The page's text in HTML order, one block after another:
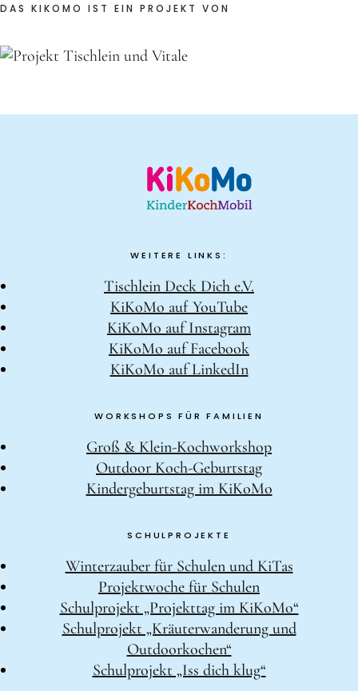
DAS KIKOMO IST EIN PROJEKT VON
WEITERE LINKS:
Tischlein Deck Dich e.V.
KiKoMo auf YouTube
KiKoMo auf Instagram
KiKoMo auf Facebook
KiKoMo auf LinkedIn
WORKSHOPS FÜR FAMILIEN
Groß & Klein-Kochworkshop
Outdoor Koch-Geburtstag
Kindergeburtstag im KiKoMo
SCHULPROJEKTE
Winterzauber für Schulen und KiTas
Projektwoche für Schulen
Schulprojekt „Projekttag im KiKoMo“
Schulprojekt „Kräuterwanderung und
Outdoorkochen“
Schulprojekt „Iss dich klug“